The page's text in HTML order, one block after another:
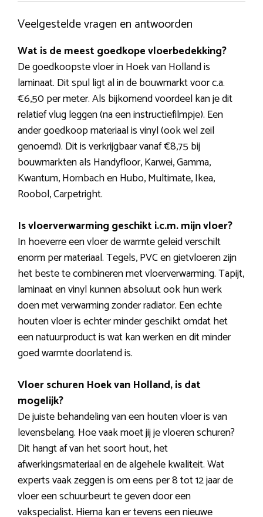
Veelgestelde vragen en antwoorden
Wat is de meest goedkope vloerbedekking?
De goedkoopste vloer in Hoek van Holland is
laminaat. Dit spul ligt al in de bouwmarkt voor c.a.
€6,50 per meter. Als bijkomend voordeel kan je dit
relatief vlug leggen (na een instructiefilmpje). Een
ander goedkoop materiaal is vinyl (ook wel zeil
genoemd). Dit is verkrijgbaar vanaf €8,75 bij
bouwmarkten als Handyfloor, Karwei, Gamma,
Kwantum, Hornbach en Hubo, Multimate, Ikea,
Roobol, Carpetright.
Is vloerverwarming geschikt i.c.m. mijn vloer?
In hoeverre een vloer de warmte geleid verschilt
enorm per materiaal. Tegels, PVC en gietvloeren zijn
het beste te combineren met vloerverwarming. Tapijt,
laminaat en vinyl kunnen absoluut ook hun werk
doen met verwarming zonder radiator. Een echte
houten vloer is echter minder geschikt omdat het
een natuurproduct is wat kan werken en dit minder
goed warmte doorlatend is.
Vloer schuren Hoek van Holland, is dat
mogelijk?
De juiste behandeling van een houten vloer is van
levensbelang. Hoe vaak moet jij je vloeren schuren?
Dit hangt af van het soort hout, het
afwerkingsmateriaal en de algehele kwaliteit. Wat
experts vaak zeggen is om eens per 8 tot 12 jaar de
vloer een schuurbeurt te geven door een
vakspecialist. Hierna kan er tevens een nieuwe